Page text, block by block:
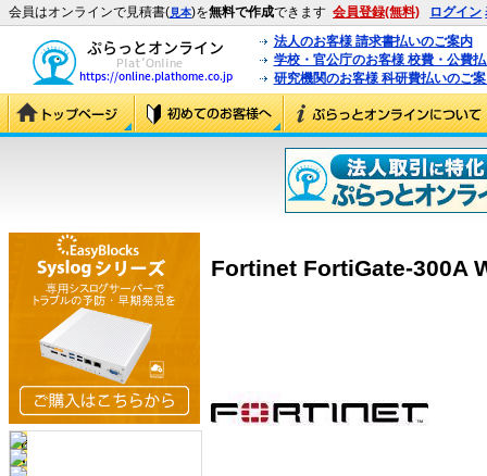
会員はオンラインで見積書(見本)を無料で作成できます 会員登録(無料) ログイン
法人のお客様 請求書払いのご案内
学校・官公庁のお客様 校費・公費
研究機関のお客様 科研費払いのご
Fortinet FortiGate-300A